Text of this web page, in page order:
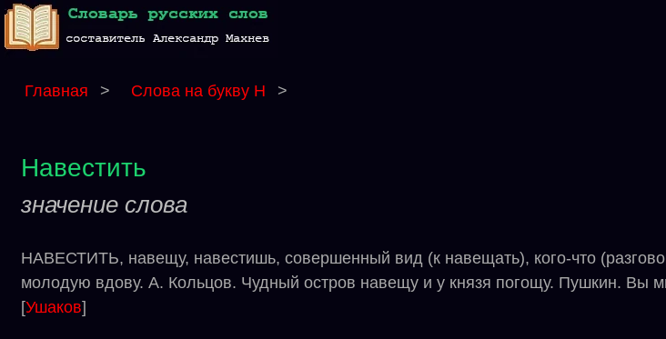
Главная > Слова на букву Н >
Навестить
значение слова
НАВЕСТИТЬ, навещу, навестишь, совершенный вид (к навещать), кого-что
молодую вдову. А. Кольцов. Чудный остров навещу и у князя погощу. Пушкин. Вы
[Ушаков]